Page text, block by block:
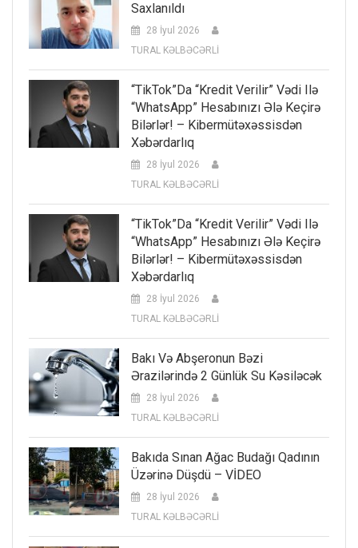
Saxlanıldı
28 İyul 2026
TURAL KƏLBƏCƏRLİ
“TikTok”da “kredit Verilir” Vədi Ilə
“WhatsApp” Hesabınızı Ələ Keçirə
Bilərlər! – Kibermütəxəssisdən
Xəbərdarlıq
28 İyul 2026
TURAL KƏLBƏCƏRLİ
“TikTok”da “kredit Verilir” Vədi Ilə
“WhatsApp” Hesabınızı Ələ Keçirə
Bilərlər! – Kibermütəxəssisdən
Xəbərdarlıq
28 İyul 2026
TURAL KƏLBƏCƏRLİ
Bakı Və Abşeronun Bəzi
Ərazilərində 2 Günlük Su Kəsiləcək
28 İyul 2026
TURAL KƏLBƏCƏRLİ
Bakıda Sınan Ağac Budağı Qadının
Üzərinə Düşdü – VİDEO
28 İyul 2026
TURAL KƏLBƏCƏRLİ